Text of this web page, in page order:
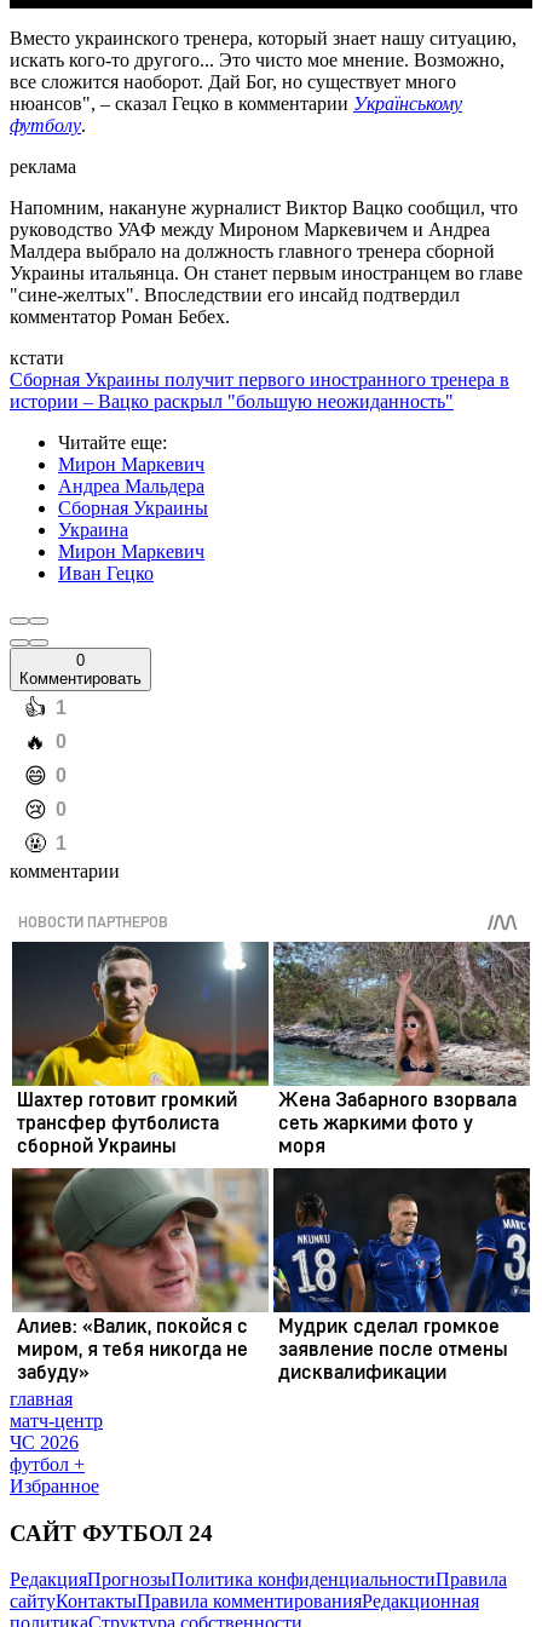
Вместо украинского тренера, который знает нашу ситуацию,
искать кого-то другого... Это чисто мое мнение. Возможно,
все сложится наоборот. Дай Бог, но существует много
нюансов", – сказал Гецко в комментарии Українському
футболу.
реклама
Напомним, накануне журналист Виктор Вацко сообщил, что
руководство УАФ между Мироном Маркевичем и Андреа
Малдера выбрало на должность главного тренера сборной
Украины итальянца. Он станет первым иностранцем во главе
"сине-желтых". Впоследствии его инсайд подтвердил
комментатор Роман Бебех.
кстати
Сборная Украины получит первого иностранного тренера в
истории – Вацко раскрыл "большую неожиданность"
Читайте еще:
Мирон Маркевич
Андреа Мальдера
Сборная Украины
Украина
Мирон Маркевич
Иван Гецко
0
Комментировать
️👍 1
️🔥 0
️😄 0
️😢 0
️🤬 1
комментарии
главная
матч-центр
ЧС 2026
футбол +
Избранное
САЙТ ФУТБОЛ 24
РедакцияПрогнозыПолитика конфиденциальностиПравила
сайтуКонтактыПравила комментированияРедакционная